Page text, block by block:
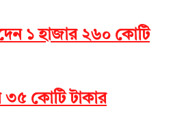
১ হাজার ২৬০ কোটি
৩৫ কোটি টাকার